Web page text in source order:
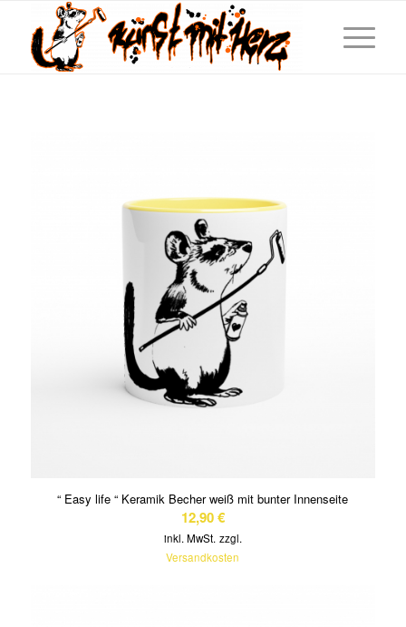
“ Easy life “ Keramik Becher weiß mit bunter Innenseite
12,90€
inkl. MwSt. zzgl.
Versandkosten